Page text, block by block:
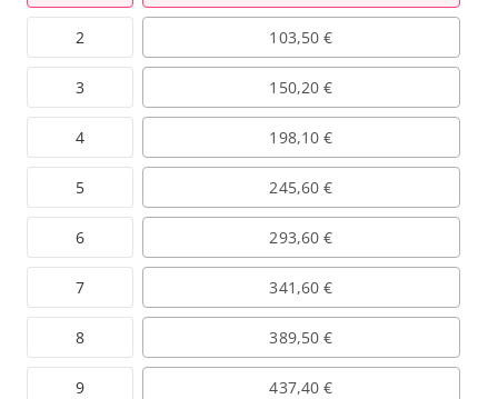
2
3
4
5
6
7
8
9
103,50 €
150,20 €
198,10 €
245,60 €
293,60 €
341,60 €
389,50 €
437,40 €